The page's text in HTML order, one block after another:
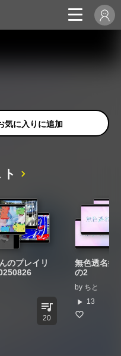
のプレイリ
queue_music
20
無色透名
の2
by ちと
play_arrow 13